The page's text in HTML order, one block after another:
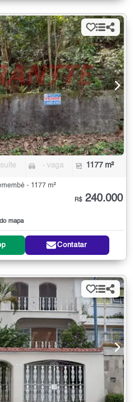
- vaga 1177 m²
- 1177 m²
mapa
R$ 240.000
Contatar